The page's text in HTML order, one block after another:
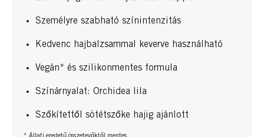
Személyre szabható színintenzitás
Kedvenc hajbalzsammal keverve használható
Vegán* és szilikonmentes formula
Színárnyalat: Orchidea lila
Szőkítettől sötétszőke hajig ajánlott